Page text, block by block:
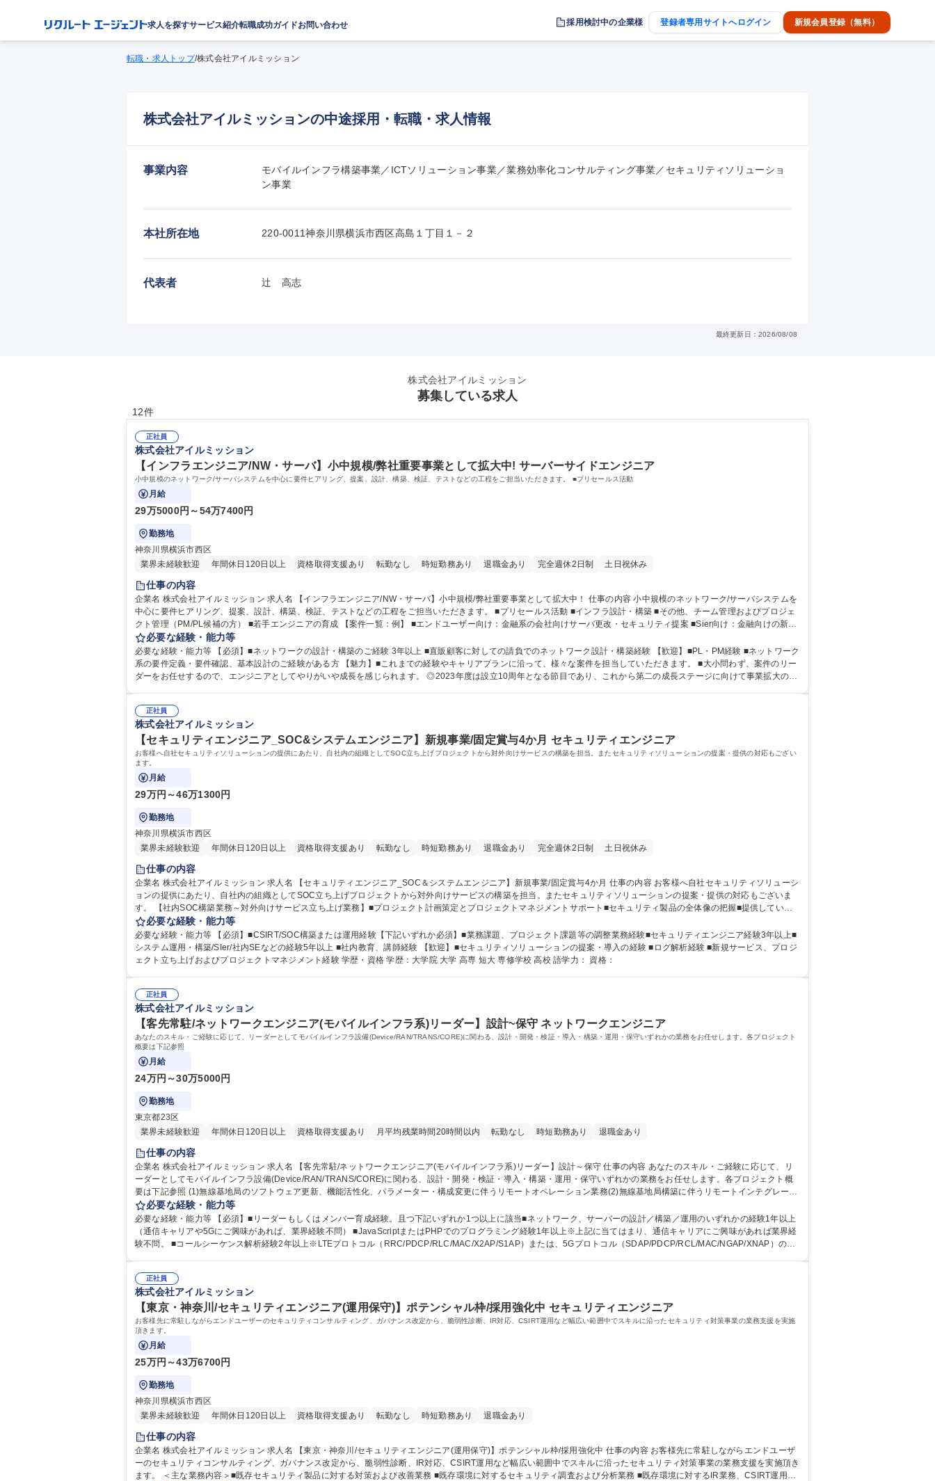
求人を探すサービス紹介転職成功ガイドお問い合わせ 採用検討中の企業様 登録者専用サイトへログイン 新規会員登録（無料）
転職・求人トップ/株式会社アイルミッション
株式会社アイルミッションの中途採用・転職・求人情報
事業内容
モバイルインフラ構築事業／ICTソリューション事業／業務効率化コンサルティング事業／セキュリティソリューショ
ン事業
本社所在地 220-0011神奈川県横浜市西区高島１丁目１－２
代表者 辻　高志
最終更新日：2026/08/08
株式会社アイルミッション
募集している求人
12件
正社員
株式会社アイルミッション
【インフラエンジニア/NW・サーバ】小中規模/弊社重要事業として拡大中! サーバーサイドエンジニア
小中規模のネットワーク/サーバシステムを中心に要件ヒアリング、提案、設計、構築、検証、テストなどの工程をご担当いただきます。 ■プリセールス活動
月給
29万5000円～54万7400円
勤務地
神奈川県横浜市西区
業界未経験歓迎
年間休日120日以上 資格取得支援あり 転勤なし 時短勤務あり 退職金あり 完全週休2日制 土日祝休み
仕事の内容
企業名 株式会社アイルミッション 求人名 【インフラエンジニア/NW・サーバ】小中規模/弊社重要事業として拡大中！ 仕事の内容 小中規模のネットワーク/サーバシステムを
中心に要件ヒアリング、提案、設計、構築、検証、テストなどの工程をご担当いただきます。 ■プリセールス活動 ■インフラ設計・構築 ■その他、チーム管理およびプロジェ
クト管理（PM/PL候補の方） ■若手エンジニアの育成 【案件一覧：例】 ■エンドユーザー向け：金融系の会社向けサーバ更改・セキュリティ提案 ■Sier向け：金融向けの新規
拠点ネットワーク構築 募集職種 【インフラエンジニア/NW・サーバ】小中規模/弊社重要事業として拡大中！
必要な経験・能力等
必要な経験・能力等 【必須】■ネットワークの設計・構築のご経験 3年以上 ■直販顧客に対しての請負でのネットワーク設計・構築経験 【歓迎】■PL・PM経験 ■ネットワーク
系の要件定義・要件確認、基本設計のご経験がある方 【魅力】■これまでの経験やキャリアプランに沿って、様々な案件を担当していただきます。 ■大小問わず、案件のリー
ダーをお任せするので、エンジニアとしてやりがいや成長を感じられます。 ◎2023年度は設立10周年となる節目であり、これから第二の成長ステージに向けて事業拡大のた
正社員
株式会社アイルミッション
【セキュリティエンジニア_SOC&システムエンジニア】新規事業/固定賞与4か月 セキュリティエンジニア
お客様へ自社セキュリティソリューションの提供にあたり、自社内の組織としてSOC立ち上げプロジェクトから対外向けサービスの構築を担当。またセキュリティソリューションの提案・提供の対応もござい
ます。
月給
29万円～46万1300円
勤務地
神奈川県横浜市西区
業界未経験歓迎
年間休日120日以上 資格取得支援あり 転勤なし 時短勤務あり 退職金あり 完全週休2日制 土日祝休み
仕事の内容
企業名 株式会社アイルミッション 求人名 【セキュリティエンジニア_SOC＆システムエンジニア】新規事業/固定賞与4か月 仕事の内容 お客様へ自社セキュリティソリューシ
ョンの提供にあたり、自社内の組織としてSOC立ち上げプロジェクトから対外向けサービスの構築を担当。またセキュリティソリューションの提案・提供の対応もございま
す。 【社内SOC構築業務～対外向けサービス立ち上げ業務】■プロジェクト計画策定とプロジェクトマネジメントサポート■セキュリティ製品の全体像の把握■提供している
セキュリティサービスの業務内容の把握■セキュリティ製品のオペレーションマニュアルの日本語化■提案業務:営業と一緒にプリセールスにご対応いただきます■支援業務:顧
客対応、オフィスIT環境の定期点検、障害対応等のお客様支援■企画業務 等 募集職種 【セキュリティエンジニア_SOC＆システムエンジニア】新規事業/固定賞与4か月
必要な経験・能力等
必要な経験・能力等 【必須】■CSIRT/SOC構築または運用経験【下記いずれか必須】■業務課題、プロジェクト課題等の調整業務経験■セキュリティエンジニア経験3年以上■
システム運用・構築/SIer/社内SEなどの経験5年以上 ■社内教育、講師経験 【歓迎】■セキュリティソリューションの提案・導入の経験 ■ログ解析経験 ■新規サービス、プロジ
ェクト立ち上げおよびプロジェクトマネジメント経験 学歴・資格 学歴：大学院 大学 高専 短大 専修学校 高校 語学力： 資格：
正社員
株式会社アイルミッション
【客先常駐/ネットワークエンジニア(モバイルインフラ系)リーダー】設計~保守 ネットワークエンジニア
あなたのスキル・ご経験に応じて、リーダーとしてモバイルインフラ設備(Device/RAN/TRANS/CORE)に関わる、設計・開発・検証・導入・構築・運用・保守いずれかの業務をお任せします。各プロジェクト
概要は下記参照
月給
24万円～30万5000円
勤務地
東京都23区
業界未経験歓迎
年間休日120日以上 資格取得支援あり 月平均残業時間20時間以内 転勤なし 時短勤務あり 退職金あり
仕事の内容
企業名 株式会社アイルミッション 求人名 【客先常駐/ネットワークエンジニア(モバイルインフラ系)リーダー】設計～保守 仕事の内容 あなたのスキル・ご経験に応じて、リ
ーダーとしてモバイルインフラ設備(Device/RAN/TRANS/CORE)に関わる、設計・開発・検証・導入・構築・運用・保守いずれかの業務をお任せします。各プロジェクト概
要は下記参照 (1)無線基地局のソフトウェア更新、機能活性化、パラメーター・構成変更に伴うリモートオペレーション業務(2)無線基地局構築に伴うリモートインテグレーシ
ョン業務(3)無線基地局構築に伴うConfigデータ自動生成機能の保守開発及びリモートインテグレーション検証業務(4)GC局向け無線基地局の収容設計およびシステム開発業
務(5)最先端無線技術の活用に伴うハードウェア及びソフトウェア導入評価・検証業務 募集職種 【客先常駐/ネットワークエンジニア(モバイルインフラ系)リーダー】設計～保
守
必要な経験・能力等
必要な経験・能力等 【必須】■リーダーもしくはメンバー育成経験。且つ下記いずれか1つ以上に該当■ネットワーク、サーバーの設計／構築／運用のいずれかの経験1年以上
（通信キャリアや5Gにご興味があれば、業界経験不問） ■JavaScriptまたはPHPでのプログラミング経験1年以上※上記に当てはまり、通信キャリアにご興味があれば業界経
験不問。 ■コールシーケンス解析経験2年以上※LTEプロトコル（RRC/PDCP/RLC/MAC/X2AP/S1AP）または、5Gプロトコル（SDAP/PDCP/RCL/MAC/NGAP/XNAP）の基
正社員
株式会社アイルミッション
【東京・神奈川/セキュリティエンジニア(運用保守)】ポテンシャル枠/採用強化中 セキュリティエンジニア
お客様先に常駐しながらエンドユーザーのセキュリティコンサルティング、ガバナンス改定から、脆弱性診断、IR対応、CSIRT運用など幅広い範囲中でスキルに沿ったセキュリティ対策事業の業務支援を実施
頂きます。
月給
25万円～43万6700円
勤務地
神奈川県横浜市西区
業界未経験歓迎
年間休日120日以上 資格取得支援あり 転勤なし 時短勤務あり 退職金あり
仕事の内容
企業名 株式会社アイルミッション 求人名 【東京・神奈川/セキュリティエンジニア(運用保守)】ポテンシャル枠/採用強化中 仕事の内容 お客様先に常駐しながらエンドユーザ
ーのセキュリティコンサルティング、ガバナンス改定から、脆弱性診断、IR対応、CSIRT運用など幅広い範囲中でスキルに沿ったセキュリティ対策事業の業務支援を実施頂き
ます。 ＜主な業務内容＞■既存セキュリティ製品に対する対策および改善業務 ■既存環境に対するセキュリティ調査および分析業務 ■既存環境に対するIR業務、CSIRT運用業